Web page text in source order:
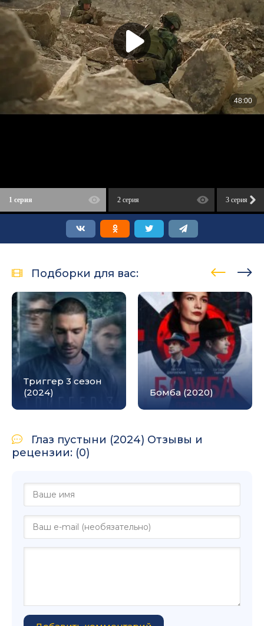
1 серия 2 серия 3 серия
Подборки для вас:
Триггер 3 сезон
(2024)
Бомба (2020)
Глаз пустыни (2024) Отзывы и
рецензии: (0)